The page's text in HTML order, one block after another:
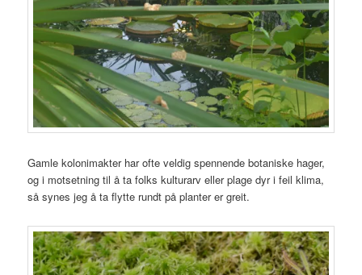
Gamle kolonimakter har ofte veldig spennende botaniske hager,
og i motsetning til å ta folks kulturarv eller plage dyr i feil klima,
så synes jeg å ta flytte rundt på planter er greit.